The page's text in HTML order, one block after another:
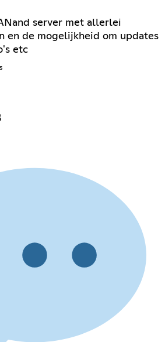
server met allerlei
en de mogelijkheid om updates
etc